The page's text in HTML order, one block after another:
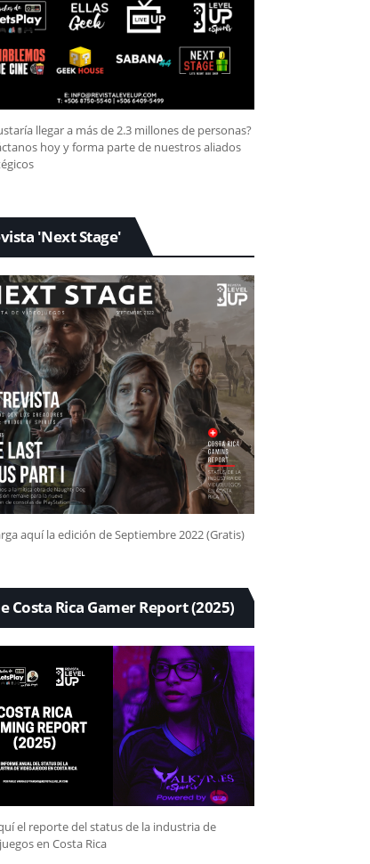
llegar a más de 2.3 millones de personas?
hoy y forma parte de nuestros aliados
'Next Stage'
aquí la edición de Septiembre 2022 (Gratis)
Costa Rica Gamer Report (2025)
el reporte del status de la industria de
en Costa Rica